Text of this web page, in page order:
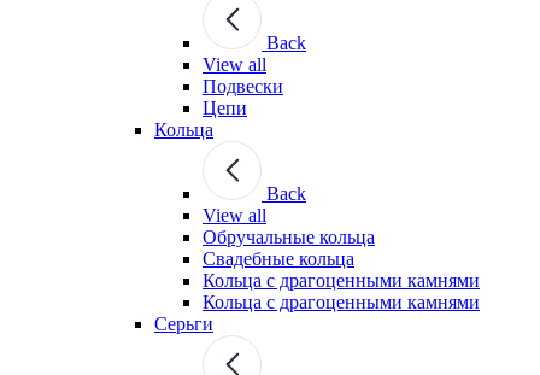
Back
View all
Подвески
Цепи
Кольца
Back
View all
Обручальные кольца
Свадебные кольца
Кольца с драгоценными камнями
Кольца с драгоценными камнями
Серьги